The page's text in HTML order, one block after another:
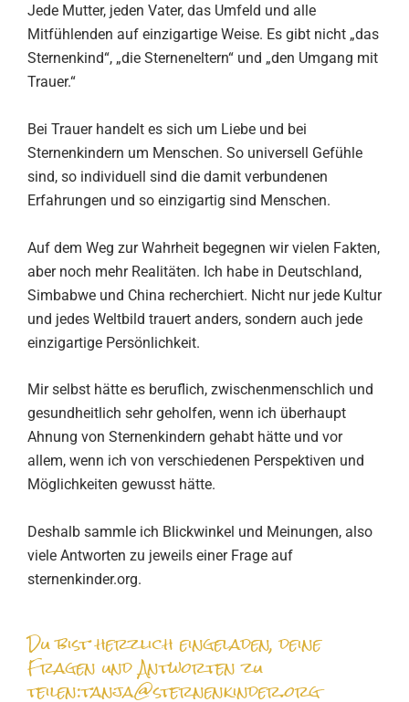
Jede Mutter, jeden Vater, das Umfeld und alle
Mitfühlenden auf einzigartige Weise. Es gibt nicht „das
Sternenkind“, „die Sterneneltern“ und „den Umgang mit
Trauer.“
Bei Trauer handelt es sich um Liebe und bei
Sternenkindern um Menschen. So universell Gefühle
sind, so individuell sind die damit verbundenen
Erfahrungen und so einzigartig sind Menschen.
Auf dem Weg zur Wahrheit begegnen wir vielen Fakten,
aber noch mehr Realitäten. Ich habe in Deutschland,
Simbabwe und China recherchiert. Nicht nur jede Kultur
und jedes Weltbild trauert anders, sondern auch jede
einzigartige Persönlichkeit.
Mir selbst hätte es beruflich, zwischenmenschlich und
gesundheitlich sehr geholfen, wenn ich überhaupt
Ahnung von Sternenkindern gehabt hätte und vor
allem, wenn ich von verschiedenen Perspektiven und
Möglichkeiten gewusst hätte.
Deshalb sammle ich Blickwinkel und Meinungen, also
viele Antworten zu jeweils einer Frage auf
sternenkinder.org.
Du bist herzlich eingeladen, deine
Fragen und Antworten zu
teilen:tanja@sternenkinder.org